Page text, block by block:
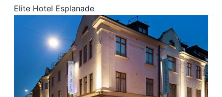
Elite Hotel Esplanade